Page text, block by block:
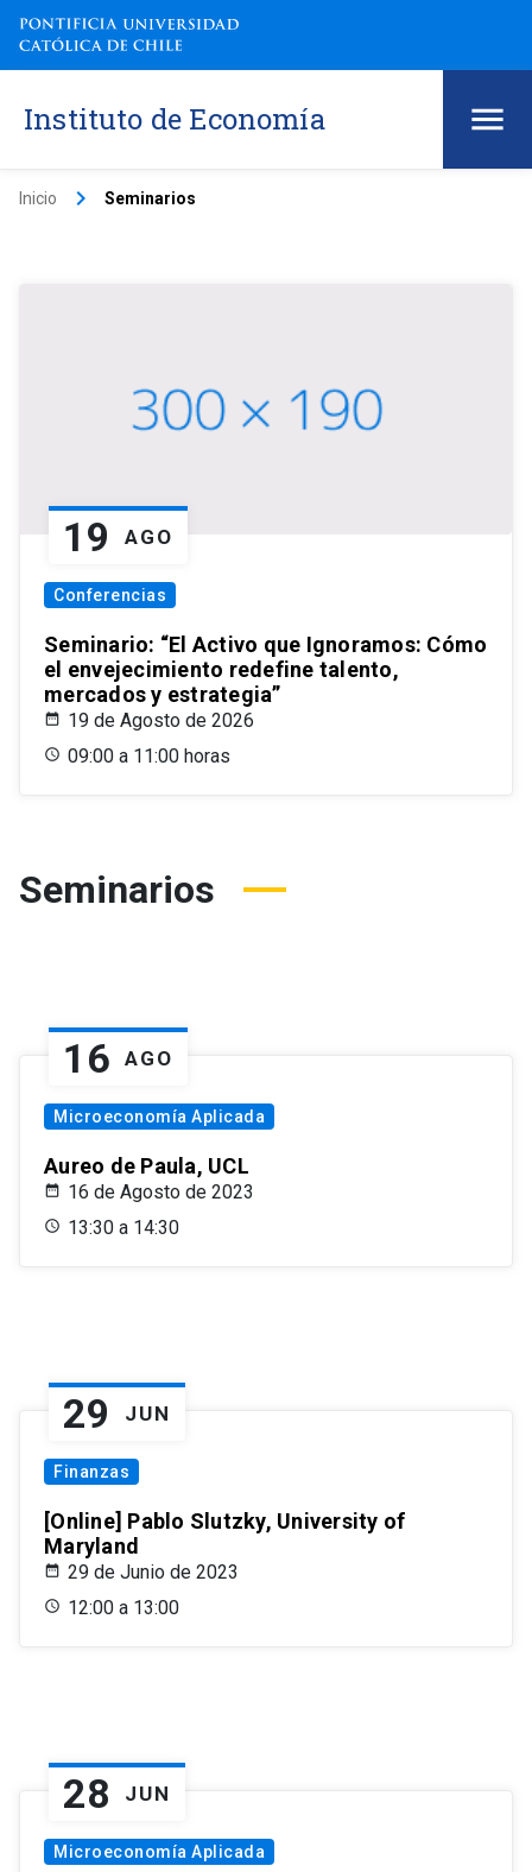
Instituto de Economía
Inicio keyboard_arrow_right Seminarios
19 AGO
Conferencias
Seminario: “El Activo que Ignoramos: Cómo
el envejecimiento redefine talento,
mercados y estrategia”
19 de Agosto de 2026
09:00 a 11:00 horas
Seminarios
16 AGO
Microeconomía Aplicada
Aureo de Paula, UCL
16 de Agosto de 2023
13:30 a 14:30
29 JUN
Finanzas
[Online] Pablo Slutzky, University of
Maryland
29 de Junio de 2023
12:00 a 13:00
28 JUN
Microeconomía Aplicada